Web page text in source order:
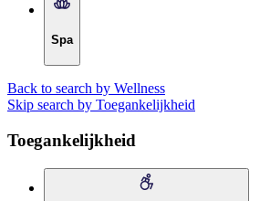
Spa
Back to search by Wellness
Skip search by Toegankelijkheid
Toegankelijkheid